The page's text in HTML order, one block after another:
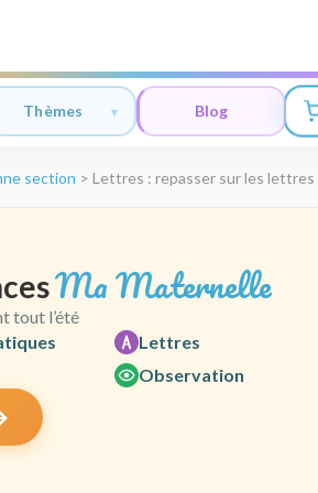
Thèmes Blog
section > Lettres : repasser sur les
Ma Maternelle
tout l’été
Lettres
Observation